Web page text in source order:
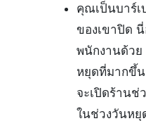
คุณเป็นบาร์เ
ของเขาปิด
พนักงานด้ว
หยุดที่มากขึ้น
จะเปิดร้านช่
ในช่วงวันหยุ